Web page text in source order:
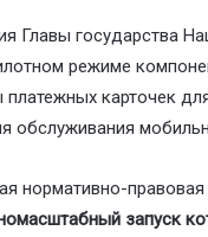
Главы государства
режиме
карточек
обслуживания
нормативно-
запуск